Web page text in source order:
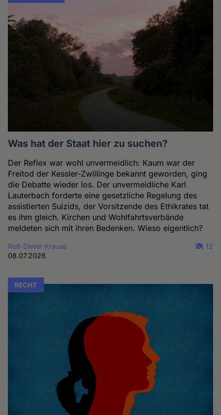
Was hat der Staat hier zu suchen?
Der Reflex war wohl unvermeidlich: Kaum war der
Freitod der Kessler-Zwillinge bekannt geworden, ging
die Debatte wieder los. Der unvermeidliche Karl
Lauterbach forderte eine gesetzliche Regelung des
assistierten Suizids, der Vorsitzende des Ethikrates tat
es ihm gleich. Kirchen und Wohlfahrtsverbände
meldeten sich mit ihren Bedenken. Wieso eigentlich?
Rolf-Dieter Krause
08.07.2026
12
RECHT